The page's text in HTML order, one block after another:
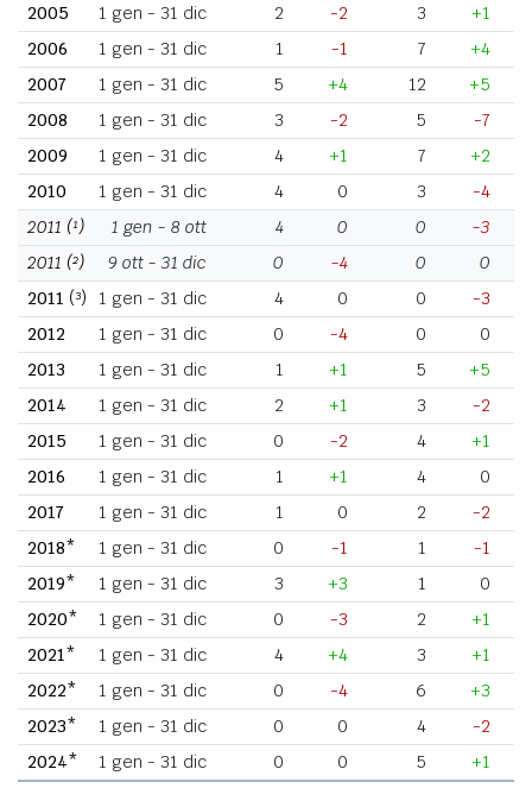
2005
1 gen - 31 dic 2 -2 3
+1
2006
1 gen - 31 dic 1 -1 7
+4
2007
1 gen - 31 dic 5 +4 12
+5
2008
1 gen - 31 dic 3 -2 5
-7
2009
1 gen - 31 dic 4 +1 7
+2
2010
1 gen - 31 dic 4 0 3
-4
2011 (¹) 1 gen - 8 ott 4 0 0
-3
2011 (²) 9 ott - 31 dic 0 -4 0
0
2011 (³) 1 gen - 31 dic 4 0 0
-3
2012
1 gen - 31 dic 0 -4 0
0
2013
1 gen - 31 dic 1 +1 5
+5
2014
1 gen - 31 dic 2 +1 3
-2
2015
1 gen - 31 dic 0 -2 4
+1
2016
1 gen - 31 dic 1 +1 4
0
2017
1 gen - 31 dic 1 0 2
-2
2018*
1 gen - 31 dic 0 -1 1
-1
2019*
1 gen - 31 dic 3 +3 1
0
2020*
1 gen - 31 dic 0 -3 2
+1
2021*
1 gen - 31 dic 4 +4 3
+1
2022*
1 gen - 31 dic 0 -4 6
+3
2023*
1 gen - 31 dic 0 0 4
-2
2024*
1 gen - 31 dic 0 0 5 +1